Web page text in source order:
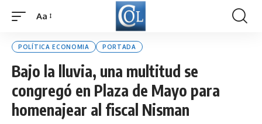
Font
Aa
POLÍTICA ECONOMIA PORTADA
Bajo la lluvia, una multitud se
congregó en Plaza de Mayo para
homenajear al fiscal Nisman